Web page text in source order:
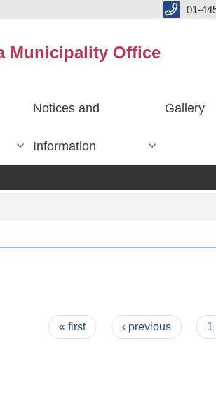
01-
Municipality Office
Notices and
Information
Gallery
« first ‹ previous 1